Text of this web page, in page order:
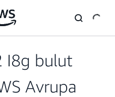
I8g bulut
Avrupa